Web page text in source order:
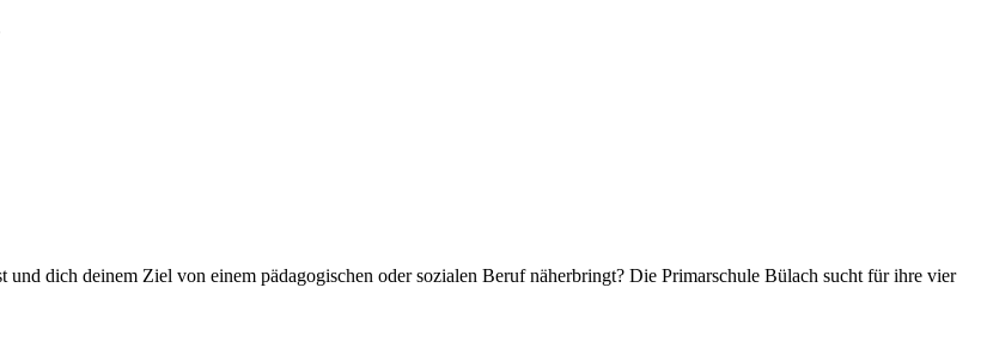
dich deinem Ziel von einem pädagogischen oder sozialen Beruf näherbringt? Die Primarschule Bülach sucht für ihre vier